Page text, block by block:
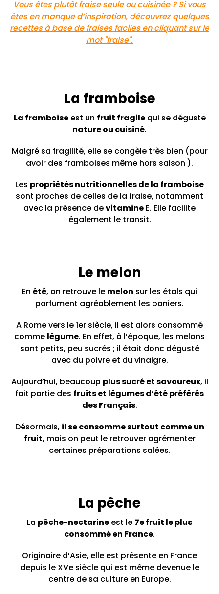
Vous êtes plutôt fraise seule ou cuisinée ? Si vous
êtes en manque d’inspiration, découvrez quelques
recettes à base de fraises faciles en cliquant sur le
mot "fraise".
La framboise
La framboiseest un fruit fragilequi se déguste
nature ou cuisiné.
Malgré sa fragilité, elle se congèle très bien (pour
avoir des framboises même hors saison ).
Les propriétés nutritionnelles de la framboise
sont proches de celles de la fraise, notamment
avec la présence devitamine E. Elle facilite
également le transit.
Le melon
En été, on retrouve le melon sur les étals qui
parfument agréablement les paniers.
A Rome vers le 1er siècle, il est alors consommé
comme légume. En effet, à l’époque, les melons
sont petits, peu sucrés ; il était donc dégusté
avec du poivre et du vinaigre.
Aujourd’hui, beaucoup plus sucré et savoureux, il
fait partie des fruits et légumes d’été préférés
des Français.
Désormais, il se consomme surtout comme un
fruit, mais on peut le retrouver agrémenter
certaines préparations salées.
La pêche
La pêche-nectarine est le 7e fruit le plus
consommé en France.
Originaire d’Asie, elle est présente en France
depuis le XVe siècle qui est même devenue le
centre de sa culture en Europe.